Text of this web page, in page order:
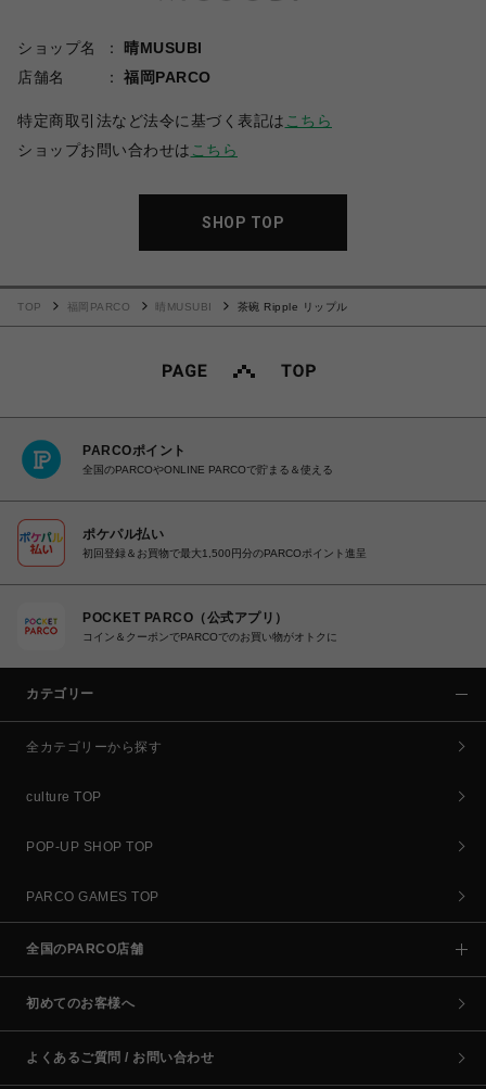
ショップ名
晴MUSUBI
店舗名
福岡PARCO
特定商取引法など法令に基づく表記は こちら
ショップお問い合わせは こちら
SHOP TOP
TOP 福岡PARCO 晴MUSUBI 茶碗 Ripple リップル
PARCOポイント
全国のPARCOやONLINE PARCOで貯まる＆使える
ポケパル払い
初回登録＆お買物で最大1,500円分のPARCOポイント進呈
POCKET PARCO（公式アプリ）
コイン＆クーポンでPARCOでのお買い物がオトクに
カテゴリー
全カテゴリーから探す
culture TOP
POP-UP SHOP TOP
PARCO GAMES TOP
全国のPARCO店舗
初めてのお客様へ
よくあるご質問 / お問い合わせ